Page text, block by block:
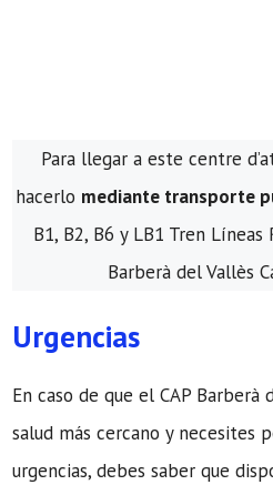
Para llegar a este centre
hacerlo mediante transporte
B1, B2, B6 y LB1 Tren Líneas
Barberà del Vallès
Urgencias
En caso de que el CAP
salud más cercano y necesites
urgencias, debes saber que